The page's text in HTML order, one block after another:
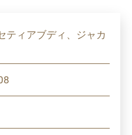
ティアブディ、ジャカ